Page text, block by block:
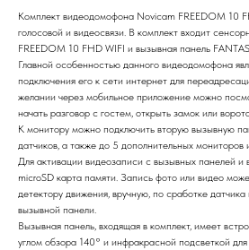
Комплект видеодомофона Novicam FREEDOM 10
голосовой и видеосвязи. В комплект входит
FREEDOM 10 FHD WIFI и вызывная панель
Главной особенностью данного видеодомофона
подключения его к сети интернет для
желании через мобильное приложение можно
начать разговор с гостем, открыть замок или
К монитору можно подключить вторую вызывную
датчиков, а также до 5 дополнительных мониторов
Для активации видеозаписи с вызывных панелей и
microSD карта памяти. Запись фото или видео
детектору движения, вручную, по сработке
вызывной панели.
Вызывная панель, входящая в комплект, имеет
углом обзора 140° и инфракрасной подсветкой